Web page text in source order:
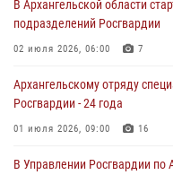
В Архангельской области
подразделений Росгвардии
02 июля 2026, 06:00 7
Архангельскому отряду
Росгвардии - 24 года
01 июля 2026, 09:00 16
В Управлении Росгвардии по